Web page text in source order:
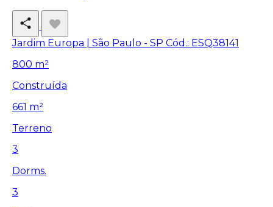
Jardim Europa | São Paulo - SP Cód.: ESQ38141
800 m²
Construída
661 m²
Terreno
3
Dorms.
3